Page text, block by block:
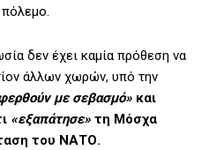
πόλεμο.
δεν έχει καμία πρόθεση να
άλλων χωρών, υπό την
με σεβασμό» και
«εξαπάτησε» τη Μόσχα
του ΝΑΤΟ.